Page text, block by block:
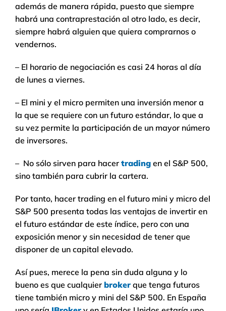
además de manera rápida, puesto que siempre
habrá una contraprestación al otro lado, es decir,
siempre habrá alguien que quiera comprarnos o
vendernos.
– El horario de negociación es casi 24 horas al día
de lunes a viernes.
– El mini y el micro permiten una inversión menor a
la que se requiere con un futuro estándar, lo que a
su vez permite la participación de un mayor número
de inversores.
– No sólo sirven para hacer trading en el S&P 500,
sino también para cubrir la cartera.
Por tanto, hacer trading en el futuro mini y micro del
S&P 500 presenta todas las ventajas de invertir en
el futuro estándar de este índice, pero con una
exposición menor y sin necesidad de tener que
disponer de un capital elevado.
Así pues, merece la pena sin duda alguna y lo
bueno es que cualquier broker que tenga futuros
tiene también micro y mini del S&P 500. En España